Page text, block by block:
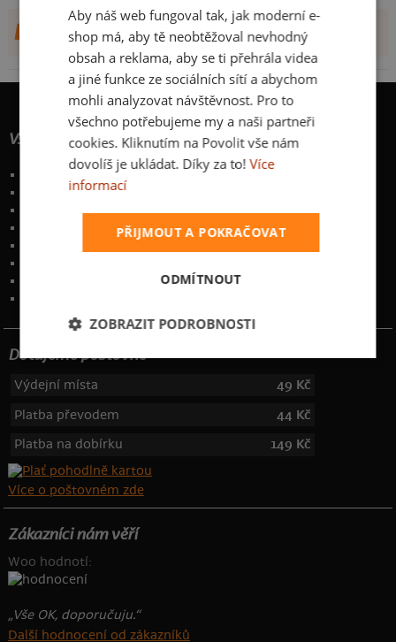
DALŠÍ NÁVRHY OD MOTYLEK56
Vše o nákupu
Poštovné a způsoby doručení
Garance výměny či vrácení
Časté otázky
Zakázkový potisk textilu
info@bastard.cz
Dotujeme poštovné
Výdejní místa
49 Kč
Platba převodem
44 Kč
Platba na dobírku
149 Kč
Více o poštovném zde
Zákazníci nám věří
Woo hodnotí:
„Vše OK, doporučuju.“
Další hodnocení od zákazníků
SLOVAK
Aby náš web fungoval tak, jak moderní e-
shop má, aby tě neobtěžoval nevhodný
obsah a reklama, aby se ti přehrála videa
a jiné funkce ze sociálních sítí a abychom
mohli analyzovat návštěvnost. Pro to
všechno potřebujeme my a naši partneři
cookies. Kliknutím na Povolit vše nám
dovolíš je ukládat. Díky za to! Více
informací
PŘIJMOUT A POKRAČOVAT
ODMÍTNOUT
ZOBRAZIT PODROBNOSTI